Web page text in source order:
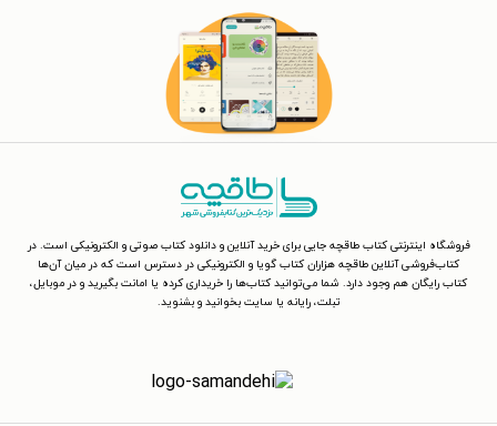
فروشگاه اینترنتی کتاب طاقچه جایی برای خرید آنلاین و دانلود کتاب صوتی و الکترونیکی است. در
کتاب‌فروشی آنلاین طاقچه هزاران کتاب گویا و الکترونیکی در دسترس است که در میان آن‌ها
کتاب رایگان هم وجود دارد. شما می‌توانید کتاب‌ها را خریداری کرده یا امانت بگیرید و در موبایل،
تبلت، رایانه یا سایت بخوانید و بشنوید.